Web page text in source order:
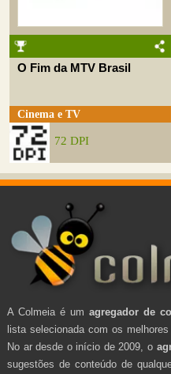
O Fim da MTV Brasil
Cinema e TV
72 DPI
A Colmeia é um agregador de
lista selecionada com os
No ar desde o início de 2009, o
sugestões de conteúdo de